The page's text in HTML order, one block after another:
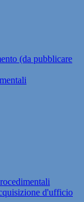
(da pubblicare
d'ufficio